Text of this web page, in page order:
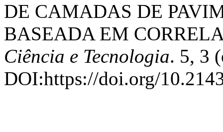
DE CAMADAS DE
BASEADA EM
Ciência e Tecnologia. 5, 3
DOI:https://doi.org/